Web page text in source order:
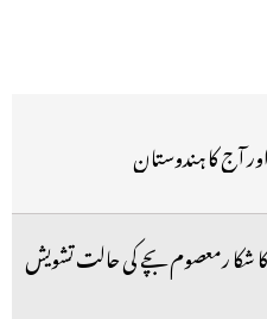
آج کا ہندوستان
شکا رمعصوم بچے کی حالت تشویش